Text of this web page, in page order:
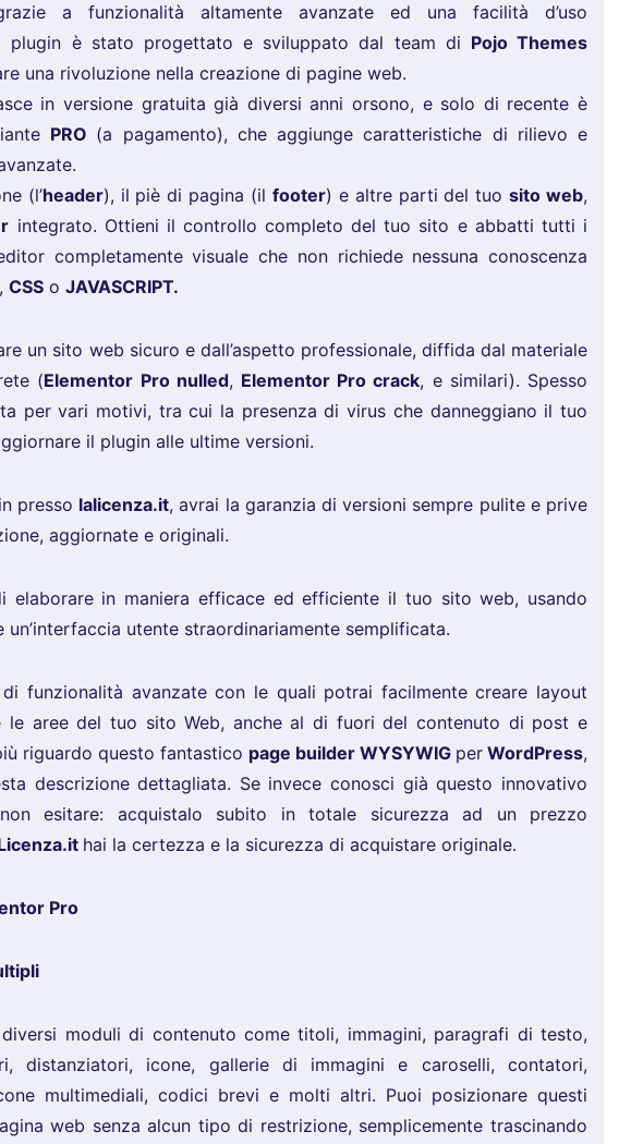
a funzionalità altamente avanzate ed una facilità d’uso
plugin è stato progettato e sviluppato dal team di Pojo Themes
una rivoluzione nella creazione di pagine web.
in versione gratuita già diversi anni orsono, e solo di recente è
PRO (a pagamento), che aggiunge caratteristiche di rilievo e
(l’header), il piè di pagina (il footer) e altre parti del tuosito web,
integrato. Ottieni il controllo completo del tuo sito e abbatti tutti i
completamente visuale che non richiede nessuna conoscenza
, CSS o JAVASCRIPT.
un sito web sicuro e dall’aspetto professionale, diffida dal materiale
(Elementor Pro nulled, Elementor Pro crack, e similari). Spesso
per vari motivi, tra cui la presenza di virus che danneggiano il tuo
il plugin alle ultime versioni.
presso lalicenza.it, avrai la garanzia di versioni sempre pulite e prive
aggiornate e originali.
elaborare in maniera efficace ed efficiente il tuo sito web, usando
utente straordinariamente semplificata.
funzionalità avanzate con le quali potrai facilmente creare layout
le aree del tuo sito Web, anche al di fuori del contenuto di post e
riguardo questo fantastico page builder WYSYWIG per WordPress,
descrizione dettagliata. Se invece conosci già questo innovativo
esitare: acquistalo subito in totale sicurezza ad un prezzo
hai la certezza e la sicurezza di acquistare originale.
Pro
moduli di contenuto come titoli, immagini, paragrafi di testo,
distanziatori, icone, gallerie di immagini e caroselli, contatori,
multimediali, codici brevi e molti altri. Puoi posizionare questi
web senza alcun tipo di restrizione, semplicemente trascinando